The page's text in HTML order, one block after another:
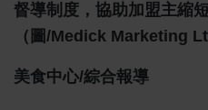
督導制度，協助加盟主縮
（圖/Medick Marketing
美食中心/綜合報導